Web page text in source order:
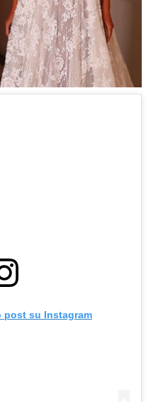
post su Instagram